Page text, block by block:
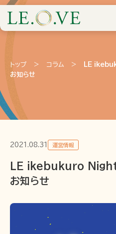
トップ > コラム >
LE
お知らせ
2021.08.31 運営情報
LE ikebukuro
お知らせ